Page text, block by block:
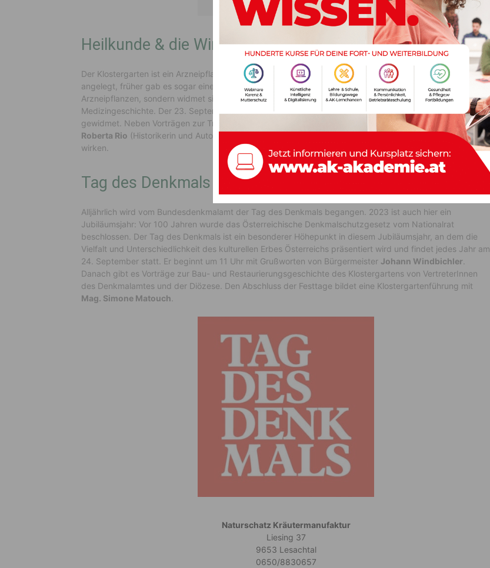
Mag. Simone Matouch
Heilkunde & die Wirkung des Ortes
Der Klostergarten ist ein Arzneipflanzengarten und war ursprünglich für die Versorgung der Kranken
angelegt, früher gab es sogar eine eigene Apotheke. Heute bietet er nicht nur Einblick in die Vielfalt der
Arzneipflanzen, sondern widmet sich auch der Klostermedizin – eine eigene Epoche in der
Medizingeschichte. Der 23. September ist daher speziell dem Thema Gesundheit und Heilkunde
gewidmet. Neben Vorträgen zur Traditionellen Europäischen Medizin hören und erleben wir mit
Roberta Rio (Historikerin und Autorin des Bestseller Buches „TOPOPHILIA-EFFEKT”), wie Orte auf uns
wirken.
Tag des Denkmals
Alljährlich wird vom Bundesdenkmalamt der Tag des Denkmals begangen. 2023 ist auch hier ein
Jubiläumsjahr: Vor 100 Jahren wurde das Österreichische Denkmalschutzgesetz vom Nationalrat
beschlossen. Der Tag des Denkmals ist ein besonderer Höhepunkt in diesem Jubiläumsjahr, an dem die
Vielfalt und Unterschiedlichkeit des kulturellen Erbes Österreichs präsentiert wird und findet jedes Jahr am
24. September statt. Er beginnt um 11 Uhr mit Grußworten von Bürgermeister Johann Windbichler
Danach gibt es Vorträge zur Bau- und Restaurierungsgeschichte des Klostergartens von VertreterInnen
des Denkmalamtes und der Diözese. Den Abschluss der Festtage bildet eine Klostergartenführung mit
Mag. Simone Matouch
Naturschatz Kräutermanufaktur
Liesing 37
9653 Lesachtal
0650/8830657